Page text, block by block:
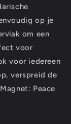
op je
om een
voor
voor iedereen
verspreid de
Peace